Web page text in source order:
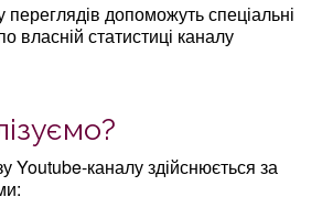
переглядів допоможуть спеціальні
власній статистиці каналу
Youtube-каналу здійснюється за